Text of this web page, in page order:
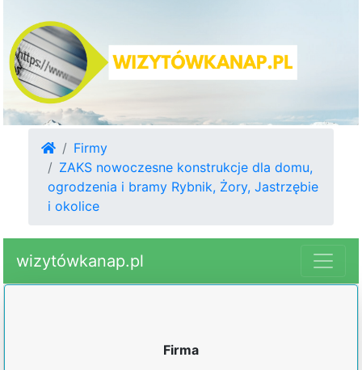
Firmy
ZAKS nowoczesne konstrukcje dla domu,
ogrodzenia i bramy Rybnik, Żory, Jastrzębie
i okolice
wizytówkanap.pl
Firma